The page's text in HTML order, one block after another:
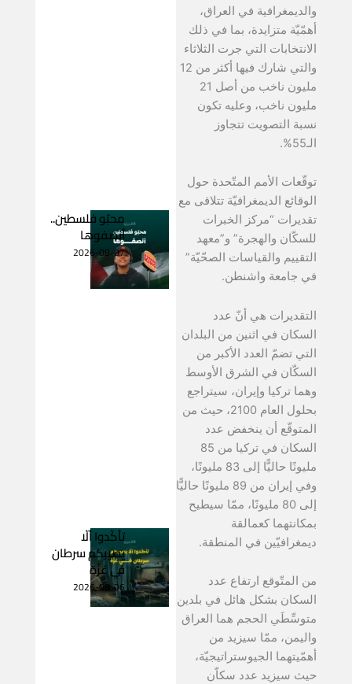
والديمغرافية في العراق،
أهمّيّة متزايدة، بما في ذلك
الانتخابات التي جرت الثلاثاء
والتي شارك فيها أكثر من 12
مليون ناخب من أصل 21
مليون ناخب، وعليه تكون
نسبة التصويت تتجاوز
الـ55%.
توقّعات الأمم المتّحدة حول
الوقائع الديمغرافيّة تتلاقى مع
تقديرات “مركز الخبرات
للسكّان والهجرة” و”معهد
التقييم والقياسات الصحّيّة”
في جامعة واشنطن.
التقديرات هي أنّ عدد
السكان في اثنين من البلدان
التي تضمّ العدد الأكبر من
السكّان في الشرق الأوسط
وهما تركيا وإيران، سيتراجع
بحلول العام 2100، حيث من
المتوقّع أن ينخفض عدد
السكان في تركيا من 85
مليونًا حاليًّا إلى 83 مليونًا،
وفي إيران من 89 مليونًا حاليًّا
إلى 80 مليونًا، ممّا سيطيح
بمكانتهما كعمالقة
ديمغرافيّين في المنطقة.
من المتّوقع ارتفاع عدد
السكان بشكل هائل في بلدين
متوسِّطَي الحجم هما العراق
واليمن، ممّا سيزيد من
أهمّيتهما الجيوستراتيجيّة،
حيث سيزيد عدد سكاّن
محبّو فلسطين..
أنصفوها
2026-08-07
تأكّدوا ألّا
يصيبكم سرطان
في غزّة
2026-08-06